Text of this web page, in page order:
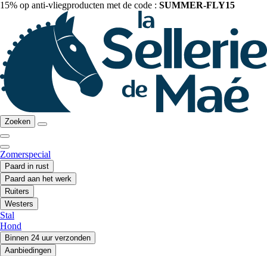
15% op anti-vliegproducten met de code : SUMMER-FLY15
Zoeken
Zomerspecial
Paard in rust
Paard aan het werk
Ruiters
Westers
Stal
Hond
Binnen 24 uur verzonden
Aanbiedingen